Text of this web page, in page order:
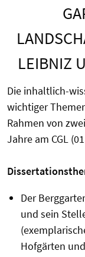
LEIBNIZ
Die inhaltlich-
wichtiger
Rahmen von
Jahre am CGL
Der
und sein
Hofgärten